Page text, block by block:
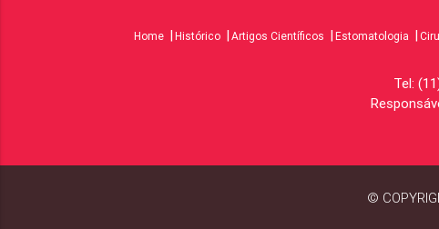
Home Histórico Artigos Científicos Estomatologia
Tel:
©